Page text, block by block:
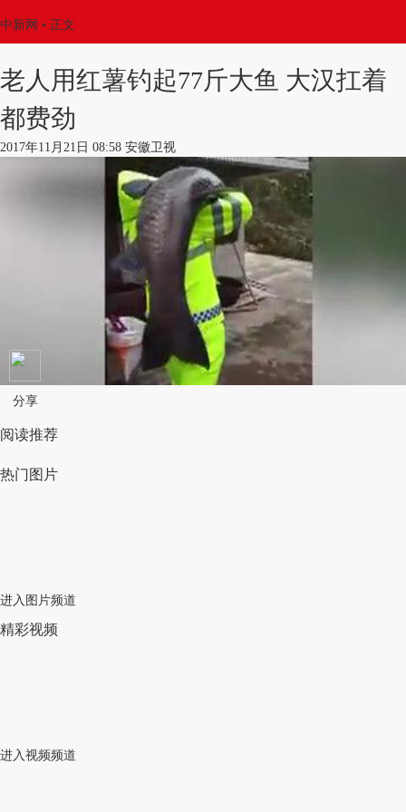
中新网 • 正文
老人用红薯钓起77斤大鱼 大汉扛着
都费劲
2017年11月21日 08:58 安徽卫视
分享
阅读推荐
热门图片
进入图片频道
精彩视频
进入视频频道